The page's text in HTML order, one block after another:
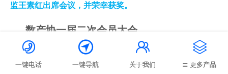
监王素红出席会议，并荣幸获奖。
数产协一届二次会员大会

一键电话

一键导航

关于我们

更多产品